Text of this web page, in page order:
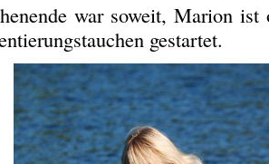
war soweit, Marion
gestartet.